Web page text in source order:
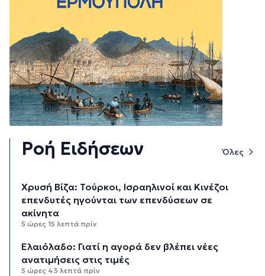
Ροή Ειδήσεων Όλες
Χρυσή Βίζα: Τούρκοι, Ισραηλινοί και Κινέζοι
επενδυτές ηγούνται των επενδύσεων σε
ακίνητα
5 ώρες 15 λεπτά πρίν
Ελαιόλαδο: Γιατί η αγορά δεν βλέπει νέες
ανατιμήσεις στις τιμές
5 ώρες 43 λεπτά πρίν